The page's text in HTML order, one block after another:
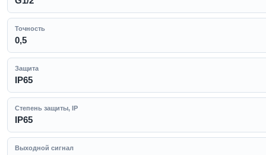
Точность
0,5
Защита
IP65
Степень защиты, IP
IP65
Выходной сигнал